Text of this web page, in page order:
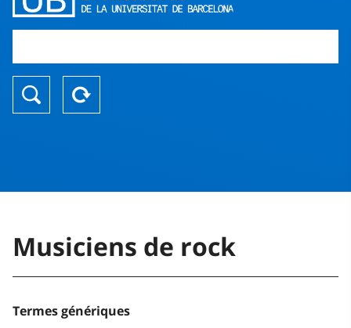
Musiciens de rock
Termes génériques